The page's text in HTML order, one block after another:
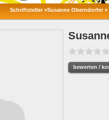
Schriftsteller »Susanne Oberndorfer »
bewerten /